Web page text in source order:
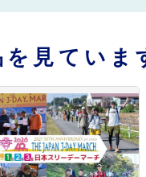
見ていま